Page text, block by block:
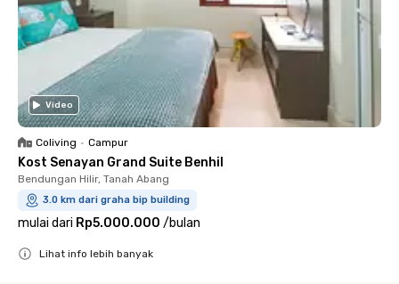
Video
Coliving • Campur
Kost Senayan Grand Suite Benhil
Bendungan Hilir, Tanah Abang
3.0 km dari graha bip building
mulai dari Rp5.000.000 /bulan
Lihat info lebih banyak